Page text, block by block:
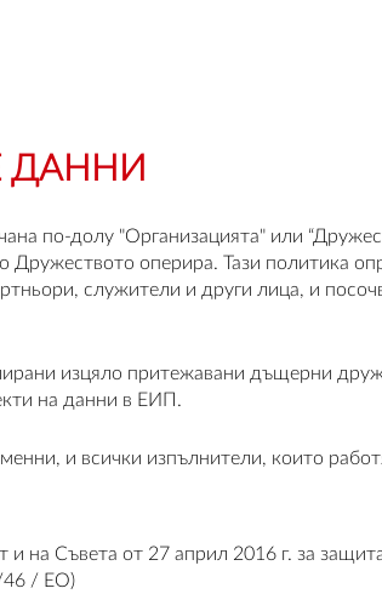
ДАННИ
по-долу "Организацията" или
оперира. Тази политика
служители и други лица, и
изцяло притежавани дъщерни
на данни в ЕИП.
и всички изпълнители, които
на Съвета от 27 април 2016 г. за
46 / ЕО)